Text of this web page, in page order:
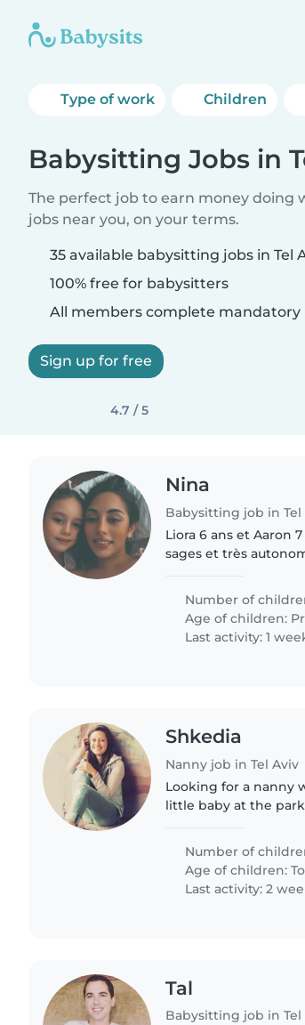
Type of work Children
Babysitting Jobs in
The perfect job to earn money doing
jobs near you, on your terms.
35 available babysitting jobs in Tel
100% free for babysitters
All members complete mandatory
Sign up for free
4.7 / 5
Nina
Babysitting job in Tel
Liora 6 ans et Aaron
sages et très
enfants pendant..
Number of
Age of children:
Last activity: 1
Shkedia
Nanny job in Tel Aviv
Looking for a nanny
little baby at the
Number of
Age of children:
Last activity: 2
Tal
Babysitting job in Tel